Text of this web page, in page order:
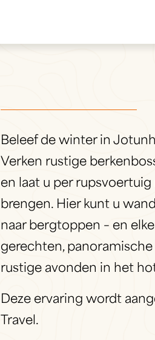
Beleef de winter in
Verken rustige
en laat u per
brengen. Hier kunt u
naar bergtoppen – en
gerechten,
rustige avonden in het
Deze ervaring wordt
Travel.